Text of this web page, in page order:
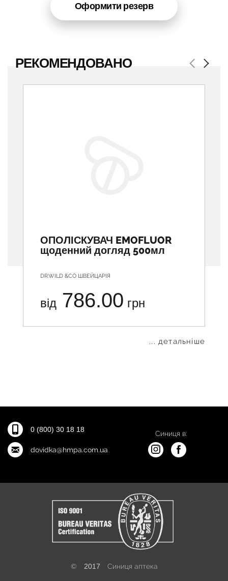
Оформити резерв
РЕКОМЕНДОВАНО Previous
ОПОЛІСКУВАЧ EMOFLUOR
щоденний догляд 500мл
DR.WILD &CO ШВЕЙЦАРІЯ
від 786.00 грн
... детальніше
Next
0 (800) 30 18 18
dovidka@hmpa.com.ua
Синиця в:
© 2017 Синиця аптека